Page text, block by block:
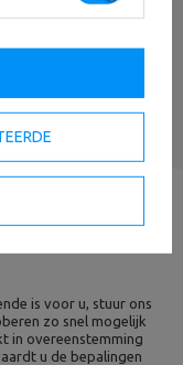
is voor u, stuur ons
zo snel mogelijk
in overeenstemming
u de bepalingen